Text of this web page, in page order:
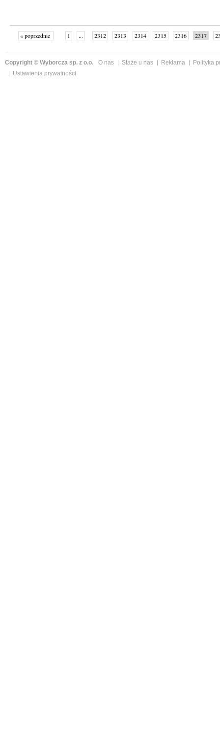
« poprzednie 1 ... 2312 2313 2314 2315 2316 2317
Copyright © Wyborcza sp. z o.o. O nas Staże u nas Reklama
Polityka
Ustawienia prywatności